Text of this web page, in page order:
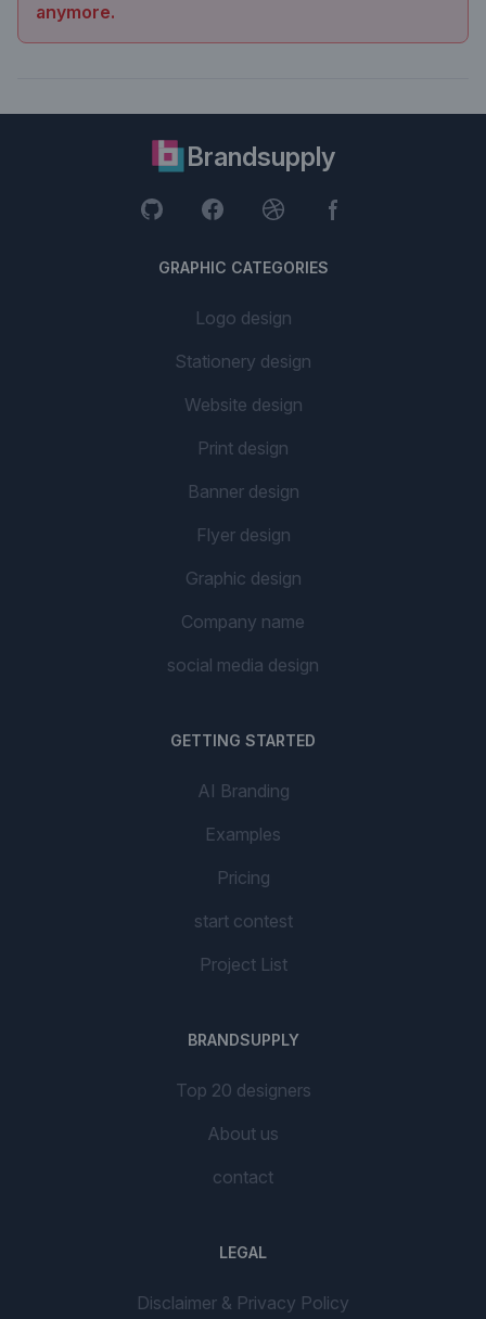
anymore.
Brandsupply
GRAPHIC CATEGORIES
Logo design
Stationery design
Website design
Print design
Banner design
Flyer design
Graphic design
Company name
social media design
GETTING STARTED
AI Branding
Examples
Pricing
start contest
Project List
BRANDSUPPLY
Top 20 designers
About us
contact
LEGAL
Disclaimer & Privacy Policy